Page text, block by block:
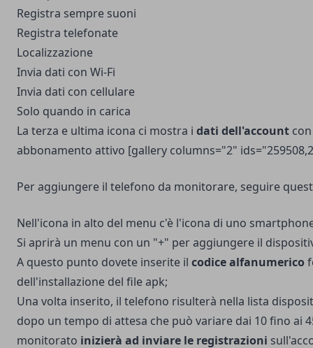
Registra sempre suoni
Registra telefonate
Localizzazione
Invia dati con Wi-Fi
Invia dati con cellulare
Solo quando in carica
La terza e ultima icona ci mostra i dati dell'account
abbonamento attivo [gallery columns="2"
Per aggiungere il telefono da monitorare, seguire
Nell'icona in alto del menu c'è l'icona di uno
Si aprirà un menu con un "+" per aggiungere il
A questo punto dovete inserite il codice alfanumerico
dell'installazione del file apk;
Una volta inserito, il telefono risulterà nella lista
dopo un tempo di attesa che può variare dai 10 fino ai
monitorato inizierà ad inviare le registrazioni